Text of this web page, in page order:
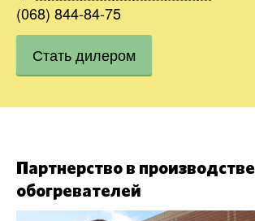
(068) 844-84-75
Стать дилером
Партнерство в производстве
обогревателей
Одесса
Днепр
Ивано-Франковск
Область
Заказать